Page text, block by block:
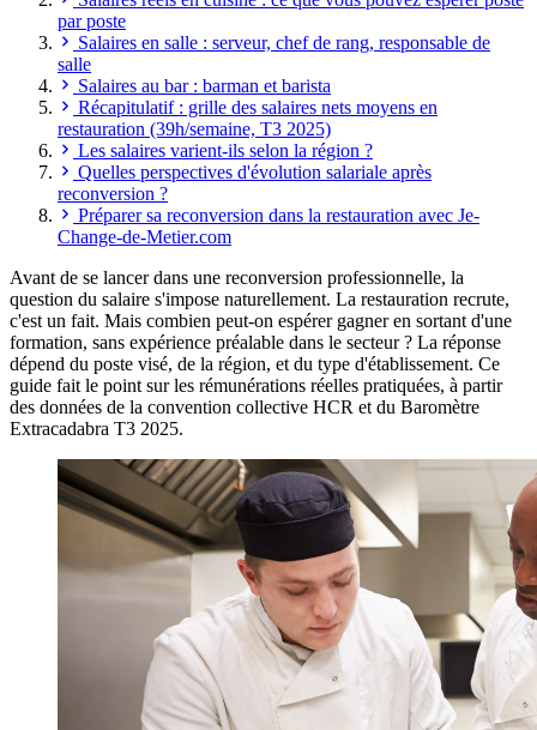
par poste
Salaires en salle : serveur, chef de rang, responsable de
salle
Salaires au bar : barman et barista
Récapitulatif : grille des salaires nets moyens en
restauration (39h/semaine, T3 2025)
Les salaires varient-ils selon la région ?
Quelles perspectives d'évolution salariale après
reconversion ?
Préparer sa reconversion dans la restauration avec Je-
Change-de-Metier.com
Avant de se lancer dans une reconversion professionnelle, la
question du salaire s'impose naturellement. La restauration recrute,
c'est un fait. Mais combien peut-on espérer gagner en sortant d'une
formation, sans expérience préalable dans le secteur ? La réponse
dépend du poste visé, de la région, et du type d'établissement. Ce
guide fait le point sur les rémunérations réelles pratiquées, à partir
des données de la convention collective HCR et du Baromètre
Extracadabra T3 2025.